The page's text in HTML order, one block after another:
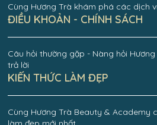
Cùng Hương Trà khám phá các dịch
ĐIỀU KHOẢN - CHÍNH SÁCH
Câu hỏi thường gặp - Nàng hỏi
trả lời
KIẾN THỨC LÀM ĐẸP
Cùng Hương Trà Beauty & Academy